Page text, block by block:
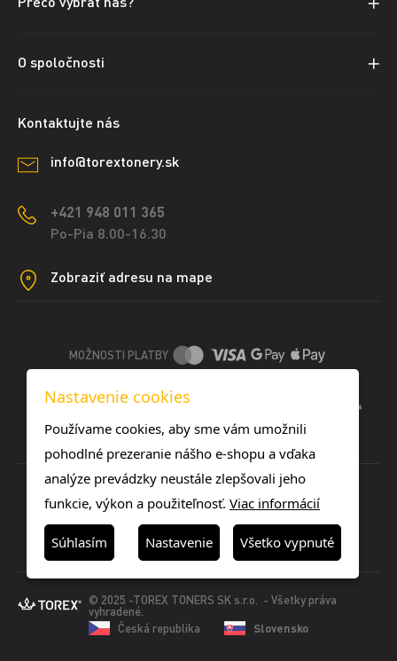
O spoločnosti
Kontaktujte nás
info@torextonery.sk
+421 948 011 365
Po-Pia 8.00-16.30
Zobraziť adresu na mape
MOŽNOSTI PLATBY
© 2025 -TOREX TONERS SK s.r.o. - Všetky práva
vyhradené.
Česká republika
Slovensko
Nastavenie cookies
Používame cookies, aby sme vám umožnili
pohodlné prezeranie nášho e-shopu a vďaka
analýze prevádzky neustále zlepšovali jeho
funkcie, výkon a použiteľnosť. Viac informácií
Súhlasím Nastavenie Všetko vypnuté